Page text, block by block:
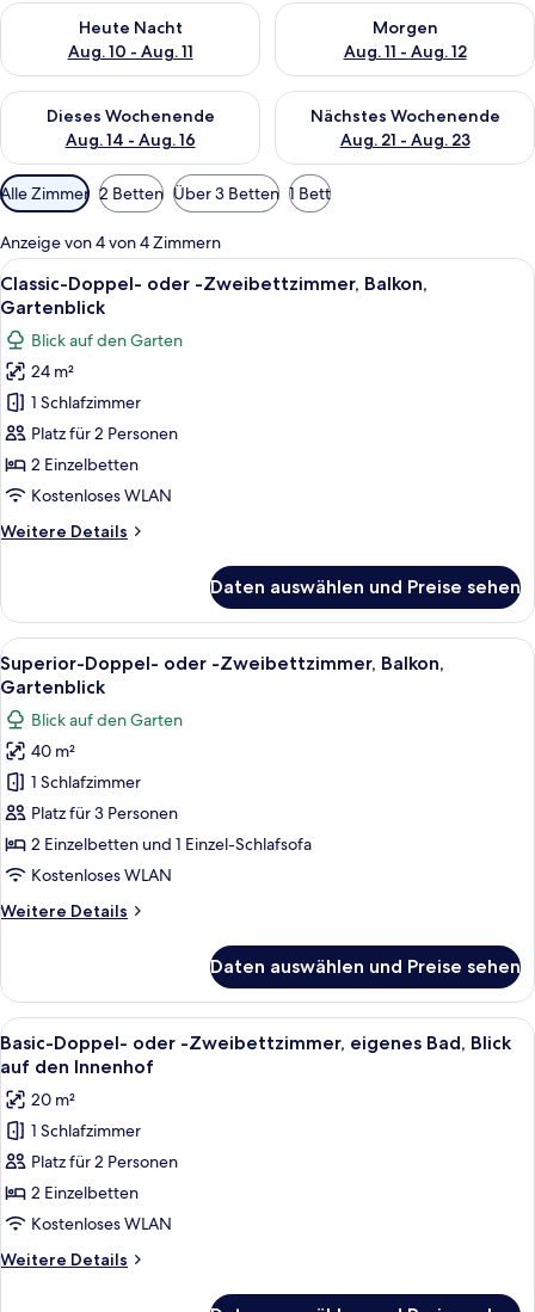
Heute Nacht
Aug. 10 - Aug. 11
Überprüfe die Verfügbarkeit für heute Nacht, Aug. 10 - Aug.
Morgen
Aug. 11 - Aug. 12
Überprüfe die Verfügbarkeit
Dieses Wochenende
Aug. 14 - Aug. 16
Überprüfe die Verfügbarkeit für dieses Wochenende, Aug. 14
Nächstes Wochenende
Aug. 21 - Aug. 23
Überprüfe die Verfügbarkeit
Verfügbare
Filter
für
Zimmer
Alle Zimmer 2 Betten Über 3 Betten 1 Bett
Anzeige von 4 von 4 Zimmern
Alle
Fotos
für
Classic-
Doppel-
oder
-
Zweibettzimmer,
Balkon,
anzeigen
Ein Hotelzimmer mit zwei Betten,
7
Classic-Doppel- oder -Zweibettzimmer, Balkon,
Gartenblick
Blick auf den Garten
24 m²
1 Schlafzimmer
Platz für 2 Personen
2 Einzelbetten
Kostenloses WLAN
Weitere Details
Weitere
Doppel-
oder
-
Zweibettzimmer,
Gartenblick
Daten auswählen und Preise sehen
Alle
Fotos
für
Superior-
Doppel-
oder
-
Zweibettzimmer,
Balkon,
anzeigen
Ein Hotelzimmer mit einer karierten
8
Superior-Doppel- oder -Zweibettzimmer, Balkon,
Gartenblick
Blick auf den Garten
40 m²
1 Schlafzimmer
Platz für 3 Personen
2 Einzelbetten und 1 Einzel-Schlafsofa
Kostenloses WLAN
Weitere Details
Weitere
Doppel-
oder
-
Zweibettzimmer,
Gartenblick
Daten auswählen und Preise sehen
Alle
Fotos
für
Basic-
Doppel-
oder
-
Zweibettzimmer,
eigenes
Bad,
Ein Hotelzimmer mit zwei Betten,
4
Basic-Doppel- oder -Zweibettzimmer, eigenes Bad, Blick
auf den Innenhof
20 m²
1 Schlafzimmer
Platz für 2 Personen
2 Einzelbetten
Kostenloses WLAN
Weitere Details
Weitere